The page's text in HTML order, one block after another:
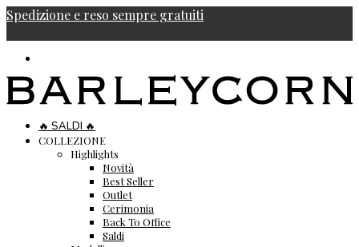
Spedizione e reso sempre gratuiti
🔥 SALDI 🔥
COLLEZIONE
Highlights
Novità
Best Seller
Outlet
Cerimonia
Back To Office
Saldi